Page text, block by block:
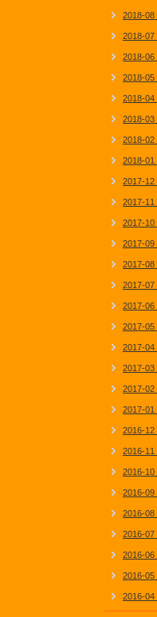
2018-08
2018-07
2018-06
2018-05
2018-04
2018-03
2018-02
2018-01
2017-12
2017-11
2017-10
2017-09
2017-08
2017-07
2017-06
2017-05
2017-04
2017-03
2017-02
2017-01
2016-12
2016-11
2016-10
2016-09
2016-08
2016-07
2016-06
2016-05
2016-04